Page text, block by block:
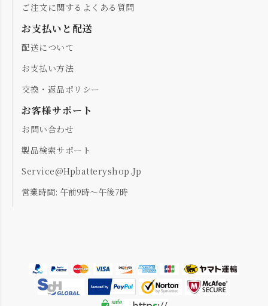
ご注文に関するよくある質問
お支払いと配送
配送について
お支払い方法
交換・返品ポリシー
お客様サポート
お問い合わせ
製品検索サポート
Service@hpbatteryshop.jp
営業時間: 午前9時～午後7時